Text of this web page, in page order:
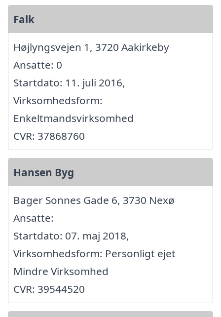
Falk
Højlyngsvejen 1, 3720 Aakirkeby
Ansatte: 0
Startdato: 11. juli 2016,
Virksomhedsform:
Enkeltmandsvirksomhed
CVR: 37868760
Hansen Byg
Bager Sonnes Gade 6, 3730 Nexø
Ansatte:
Startdato: 07. maj 2018,
Virksomhedsform: Personligt ejet
Mindre Virksomhed
CVR: 39544520